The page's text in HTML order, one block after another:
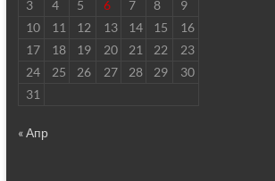
3
4 5 6 7 8
9
10
11 12 13 14 15
16
17
18 19 20 21 22
23
24
25 26 27 28 29
30
31
« Апр